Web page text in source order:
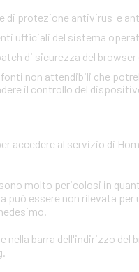
di protezione antivirus e
ufficiali del sistema
di sicurezza del
non attendibili che
il controllo del
accedere al servizio di
molto pericolosi in
può essere non rilevata
nella barra dell'indirizzo